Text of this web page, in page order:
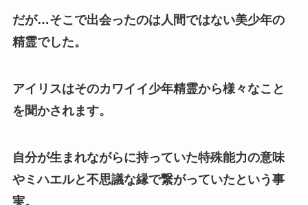
だが…そこで出会ったのは人間ではない美少年の
精霊でした。
アイリスはそのカワイイ少年精霊から様々なこと
を聞かされます。
自分が生まれながらに持っていた特殊能力の意味
やミハエルと不思議な縁で繋がっていたという事
実。